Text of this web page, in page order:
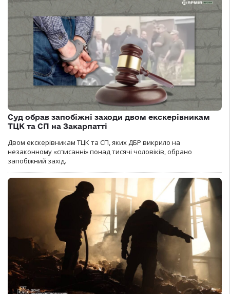
Суд обрав запобіжні заходи двом екскерівникам
ТЦК та СП на Закарпатті
Двом екскерівникам ТЦК та СП, яких ДБР викрило на
незаконному «списанні» понад тисячі чоловіків, обрано
запобіжний захід.